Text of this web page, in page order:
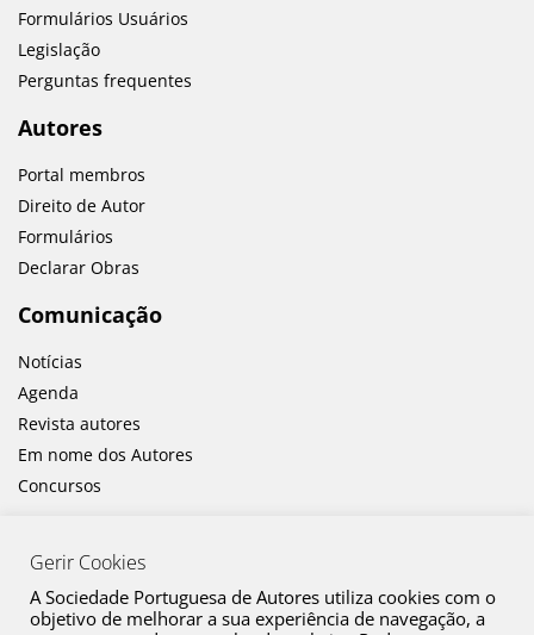
Formulários Usuários
Legislação
Perguntas frequentes
Autores
Portal membros
Direito de Autor
Formulários
Declarar Obras
Comunicação
Notícias
Agenda
Revista autores
Em nome dos Autores
Concursos
Gerir Cookies
A Sociedade Portuguesa de Autores utiliza cookies com o
objetivo de melhorar a sua experiência de navegação, a